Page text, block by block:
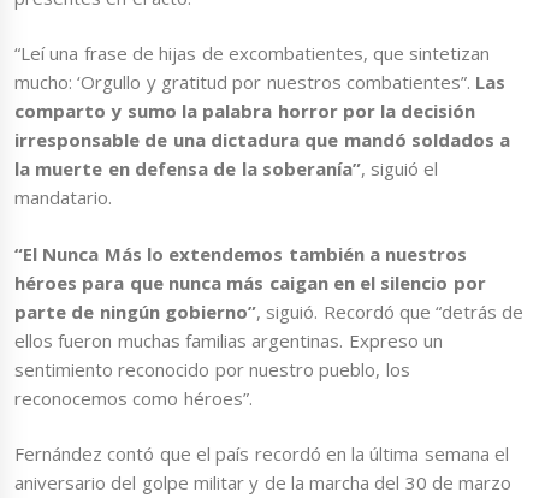
“Leí una frase de hijas de excombatientes, que sintetizan
mucho: ‘Orgullo y gratitud por nuestros combatientes”. Las
comparto y sumo la palabra horror por la decisión
irresponsable de una dictadura que mandó soldados a
la muerte en defensa de la soberanía”, siguió el
mandatario.
“El Nunca Más lo extendemos también a nuestros
héroes para que nunca más caigan en el silencio por
parte de ningún gobierno”, siguió. Recordó que “detrás de
ellos fueron muchas familias argentinas. Expreso un
sentimiento reconocido por nuestro pueblo, los
reconocemos como héroes”.
Fernández contó que el país recordó en la última semana el
aniversario del golpe militar y de la marcha del 30 de marzo